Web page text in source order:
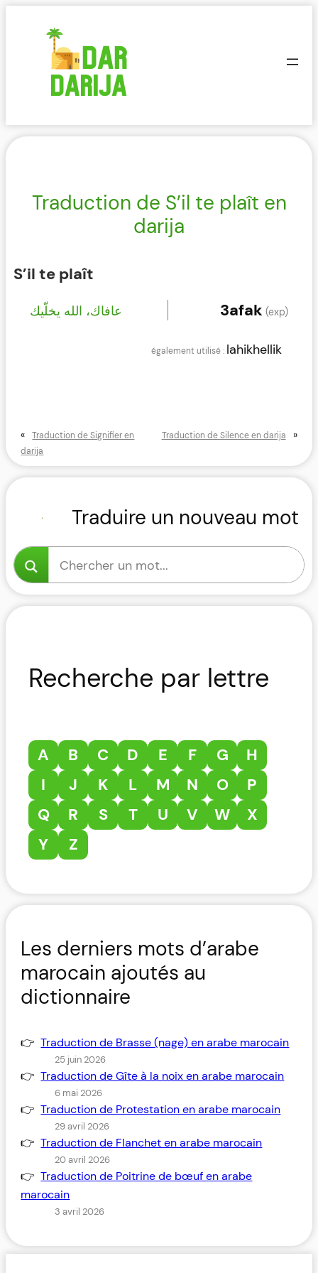
Traduction de S’il te plaît en
darija
S’il te plaît
عافاك، الله يخلّيك 3afak (exp)
lahikhellik
«
Traduction de Signifier en
darija
Traduction de Silence en darija »
Traduire un nouveau mot
Recherche par lettre
A B C D E F G
H
I
J K L M N O
P
Q
R S T U V W
X
Y
Z
Les derniers mots d’arabe
marocain ajoutés au
dictionnaire
Traduction de Brasse (nage) en arabe marocain
25 juin 2026
Traduction de Gîte à la noix en arabe marocain
6 mai 2026
Traduction de Protestation en arabe marocain
29 avril 2026
Traduction de Flanchet en arabe marocain
20 avril 2026
Traduction de Poitrine de bœuf en arabe
marocain
3 avril 2026